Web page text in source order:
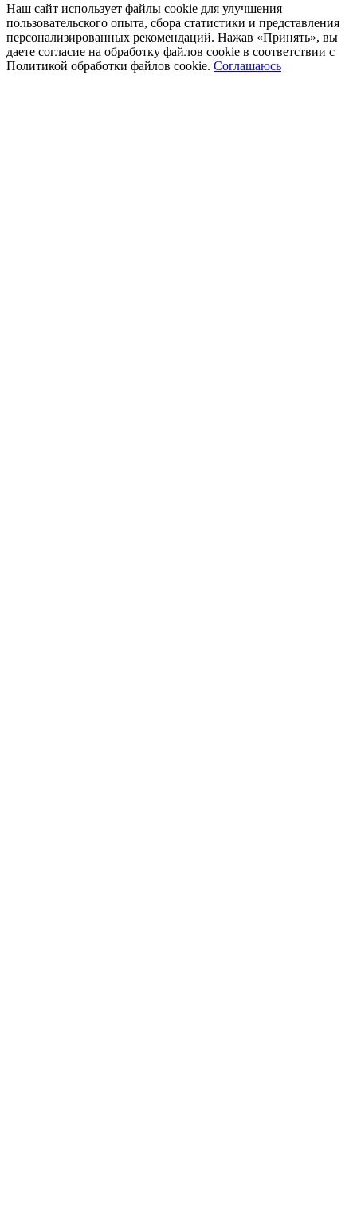
Наш сайт использует файлы cookie для улучшения
пользовательского опыта, сбора статистики и представления
персонализированных рекомендаций. Нажав «Принять», вы
даете согласие на обработку файлов cookie в соответствии с
Политикой обработки файлов cookie. Соглашаюсь